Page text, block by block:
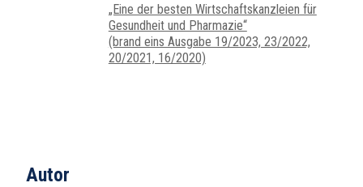
„Eine der besten Wirtschafts­kanz­leien für
Gesundheit und Pharmazie“
(brand eins Ausgabe 19/2023, 23/2022,
20/2021, 16/2020)
Autor